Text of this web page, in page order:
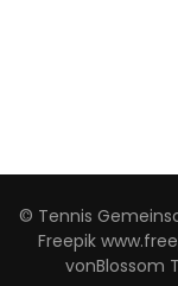
© Tennis
Freepik
vonBlossom